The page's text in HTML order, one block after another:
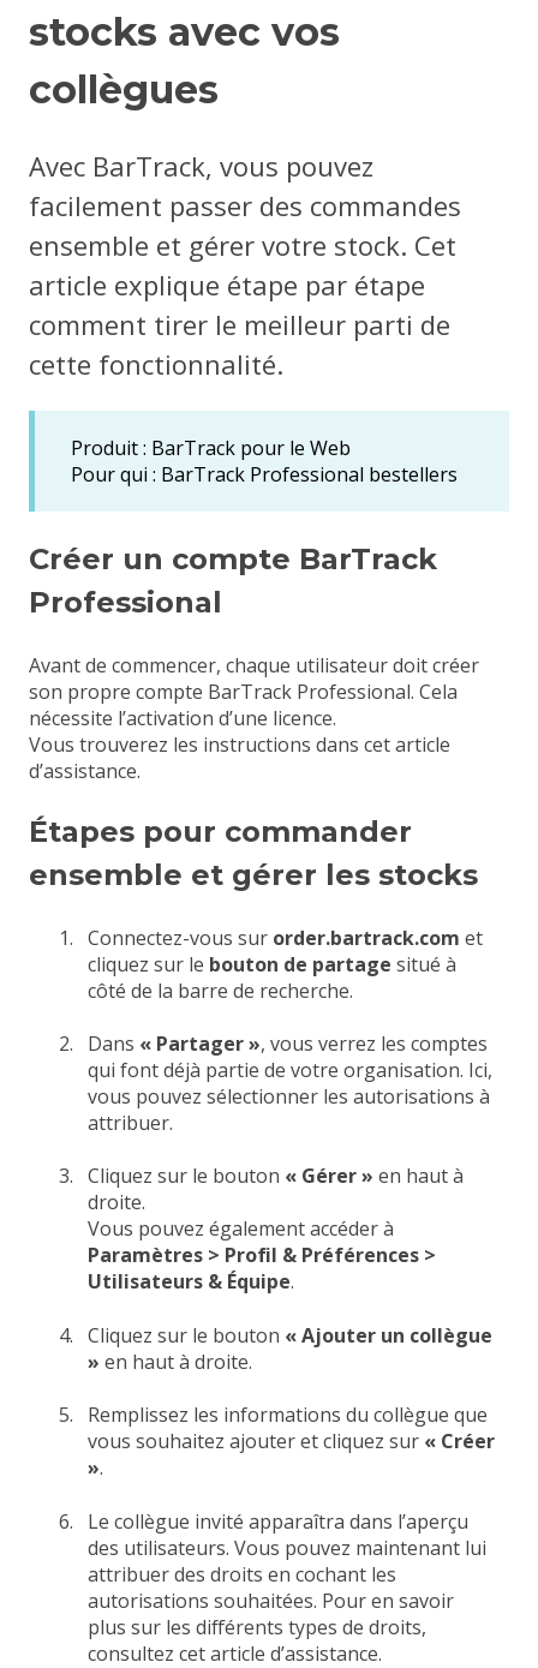
stocks avec vos
collègues
Avec BarTrack, vous pouvez
facilement passer des commandes
ensemble et gérer votre stock. Cet
article explique étape par étape
comment tirer le meilleur parti de
cette fonctionnalité.
Produit : BarTrack pour le Web
Pour qui : BarTrack Professional bestellers
Créer un compte BarTrack
Professional
Avant de commencer, chaque utilisateur doit créer
son propre compte BarTrack Professional. Cela
nécessite l’activation d’une licence.
Vous trouverez les instructions dans cet article
d’assistance.
Étapes pour commander
ensemble et gérer les stocks
Connectez-vous sur order.bartrack.com et
cliquez sur le bouton de partage situé à
côté de la barre de recherche.
Dans « Partager », vous verrez les comptes
qui font déjà partie de votre organisation. Ici,
vous pouvez sélectionner les autorisations à
attribuer.
Cliquez sur le bouton « Gérer » en haut à
droite.
Vous pouvez également accéder à
Paramètres > Profil & Préférences >
Utilisateurs & Équipe.
Cliquez sur le bouton « Ajouter un collègue
» en haut à droite.
Remplissez les informations du collègue que
vous souhaitez ajouter et cliquez sur « Créer
».
Le collègue invité apparaîtra dans l’aperçu
des utilisateurs. Vous pouvez maintenant lui
attribuer des droits en cochant les
autorisations souhaitées. Pour en savoir
plus sur les différents types de droits,
consultez cet article d’assistance.